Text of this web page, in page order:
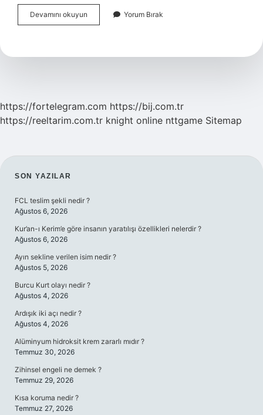
Devamını okuyun
Otelcilik
Yorum Bırak
https://fortelegram.com https://bij.com.tr
https://reeltarim.com.tr knight online nttgame Sitemap
SIDEBAR
SON YAZILAR
FCL teslim şekli nedir ?
Ağustos 6, 2026
Kur’an-ı Kerim’e göre insanın yaratılışı özellikleri nelerdir ?
Ağustos 6, 2026
Ayın sekline verilen isim nedir ?
Ağustos 5, 2026
Burcu Kurt olayı nedir ?
Ağustos 4, 2026
Ardışık iki açı nedir ?
Ağustos 4, 2026
Alüminyum hidroksit krem zararlı mıdır ?
Temmuz 30, 2026
Zihinsel engeli ne demek ?
Temmuz 29, 2026
Kısa koruma nedir ?
Temmuz 27, 2026